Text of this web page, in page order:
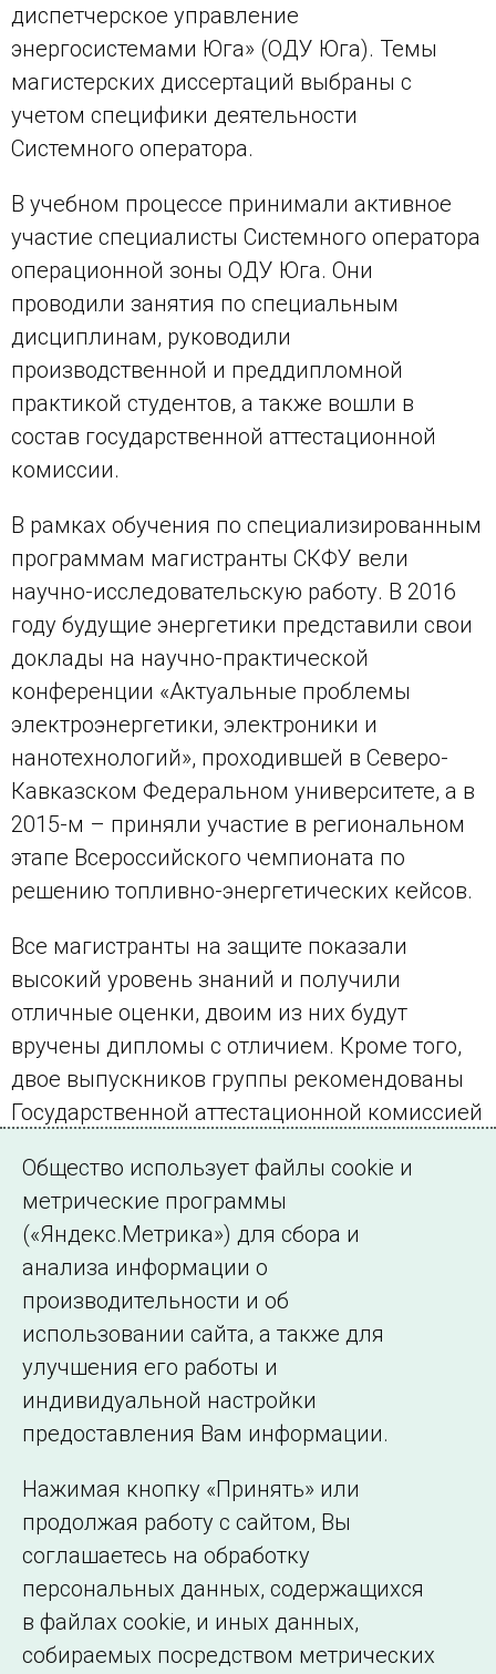
диспетчерское управление
энергосистемами Юга» (ОДУ Юга). Темы
магистерских диссертаций выбраны с
учетом специфики деятельности
Системного оператора.
В учебном процессе принимали активное
участие специалисты Системного оператора
операционной зоны ОДУ Юга. Они
проводили занятия по специальным
дисциплинам, руководили
производственной и преддипломной
практикой студентов, а также вошли в
состав государственной аттестационной
комиссии.
В рамках обучения по специализированным
программам магистранты СКФУ вели
научно-исследовательскую работу. В 2016
году будущие энергетики представили свои
доклады на научно-практической
конференции «Актуальные проблемы
электроэнергетики, электроники и
нанотехнологий», проходившей в Северо-
Кавказском Федеральном университете, а в
2015-м – приняли участие в региональном
этапе Всероссийского чемпионата по
решению топливно-энергетических кейсов.
Все магистранты на защите показали
высокий уровень знаний и получили
отличные оценки, двоим из них будут
вручены дипломы с отличием. Кроме того,
двое выпускников группы рекомендованы
Государственной аттестационной комиссией
Кавказского Федерального университета.
← Все публикации
Подписаться на новости
©2005–2026 АО «СО ЕЭС»
Филиалы и
представительства
образовательной
организации
Общество использует файлы cookie и
метрические программы
(«Яндекс.Метрика») для сбора и
анализа информации о
производительности и об
использовании сайта, а также для
улучшения его работы и
индивидуальной настройки
предоставления Вам информации.
Нажимая кнопку «Принять» или
продолжая работу с сайтом, Вы
соглашаетесь на обработку
персональных данных, содержащихся
в файлах cookie, и иных данных,
собираемых посредством метрических